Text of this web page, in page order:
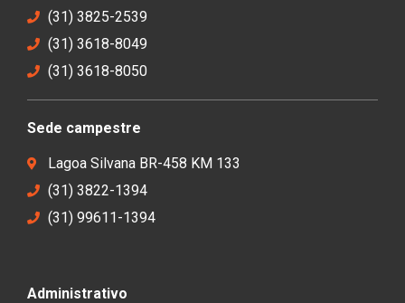
(31) 3825-2539
(31) 3618-8049
(31) 3618-8050
Sede campestre
Lagoa Silvana BR-458 KM 133
(31) 3822-1394
(31) 99611-1394
Administrativo